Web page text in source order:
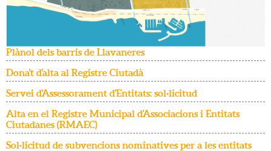
Plànol dels barris de Llavaneres
Dona't d'alta al Registre Ciutadà
Servei d'Assessorament d'Entitats: sol·licitud
Alta en el Registre Municipal d'Associacions i Entitats
Ciutadanes (RMAEC)
Sol·licitud de subvencions nominatives per a les entitats